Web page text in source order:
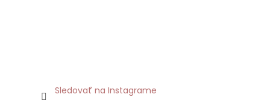
Sledovať na Instagrame